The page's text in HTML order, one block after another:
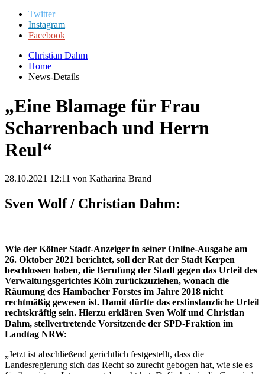
Twitter
Instagram
Facebook
Christian Dahm
Home
News-Details
„Eine Blamage für Frau
Scharrenbach und Herrn
Reul“
28.10.2021 12:11 von Katharina Brand
Sven Wolf / Christian Dahm:
Wie der Kölner Stadt-Anzeiger in seiner Online-Ausgabe am
26. Oktober 2021 berichtet, soll der Rat der Stadt Kerpen
beschlossen haben, die Berufung der Stadt gegen das Urteil des
Verwaltungsgerichtes Köln zurückzuziehen, wonach die
Räumung des Hambacher Forstes im Jahre 2018 nicht
rechtmäßig gewesen ist. Damit dürfte das erstinstanzliche Urteil
rechtskräftig sein. Hierzu erklären Sven Wolf und Christian
Dahm, stellvertretende Vorsitzende der SPD-Fraktion im
Landtag NRW:
„Jetzt ist abschließend gerichtlich festgestellt, dass die
Landesregierung sich das Recht so zurecht gebogen hat, wie sie es